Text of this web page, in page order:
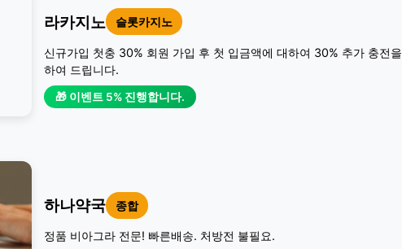
라카지노 슬롯카지노
신규가입 첫충 30% 회원 가입 후 첫 입금액에 대하여 30% 추가 충전을
하여 드립니다.
🎁 이벤트 5% 진행합니다.
하나약국 종합
정품 비아그라 전문! 빠른배송. 처방전 불필요.